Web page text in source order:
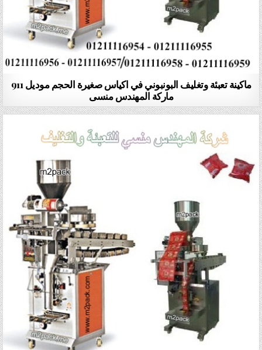
ماكينة تعبئة وتغليف البونبوني في اكياس صغيرة الحجم موديل 911
ماركة المهندس منسى